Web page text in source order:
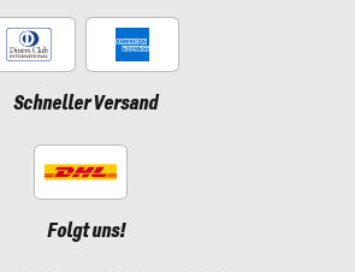
Schneller Versand
Folgt uns!